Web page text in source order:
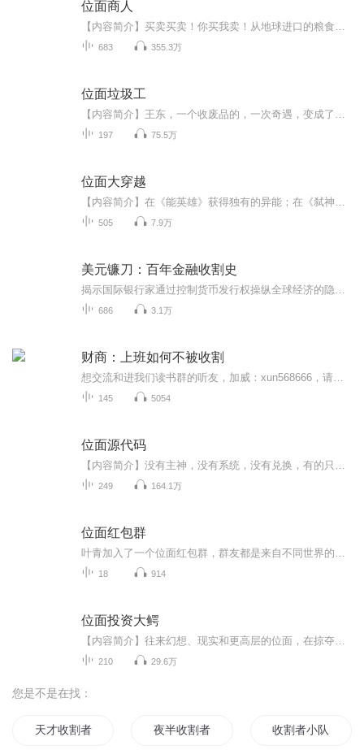
位面商人
683 355.3万
位面垃圾工
197 75.5万
位面大穿越
505 7.9万
美元镰刀：百年金融收割史
686 3.1万
财商：上班如何不被收割
145 5054
位面源代码
249 164.1万
位面红包群
18 914
位面投资大鳄
210 29.6万
您是不是在找：
天才收割者 夜半收割者 收割者小队